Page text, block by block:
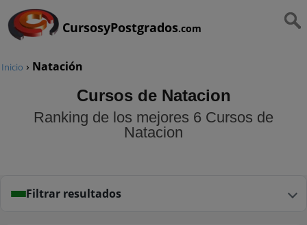
CursosyPostgrados.com
Inicio › Natación
Cursos de Natacion
Ranking de los mejores 6 Cursos de
Natacion
Filtrar resultados